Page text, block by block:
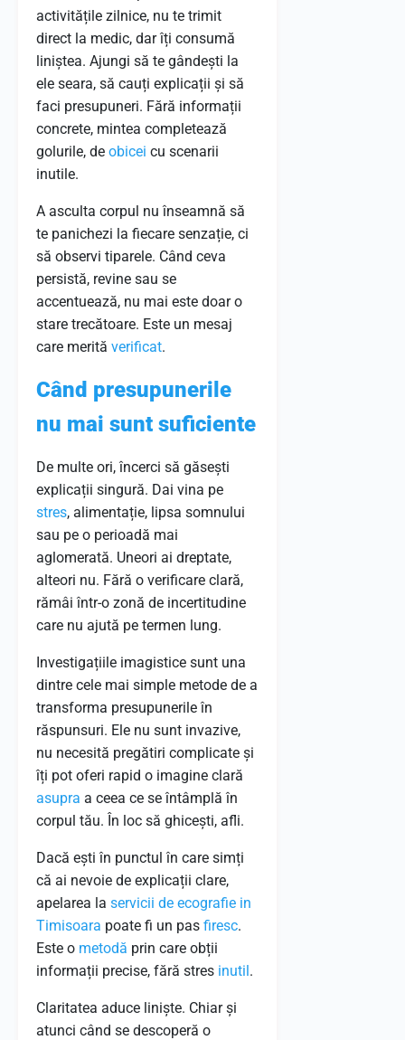
activitățile zilnice, nu te trimit
direct la medic, dar îți consumă
liniștea. Ajungi să te gândești la
ele seara, să cauți explicații și să
faci presupuneri. Fără informații
concrete, mintea completează
golurile, de obicei cu scenarii
inutile.
A asculta corpul nu înseamnă să
te panichezi la fiecare senzație, ci
să observi tiparele. Când ceva
persistă, revine sau se
accentuează, nu mai este doar o
stare trecătoare. Este un mesaj
care merită verificat.
Când presupunerile
nu mai sunt suficiente
De multe ori, încerci să găsești
explicații singură. Dai vina pe
stres, alimentație, lipsa somnului
sau pe o perioadă mai
aglomerată. Uneori ai dreptate,
alteori nu. Fără o verificare clară,
rămâi într-o zonă de incertitudine
care nu ajută pe termen lung.
Investigațiile imagistice sunt una
dintre cele mai simple metode de a
transforma presupunerile în
răspunsuri. Ele nu sunt invazive,
nu necesită pregătiri complicate și
îți pot oferi rapid o imagine clară
asupra a ceea ce se întâmplă în
corpul tău. În loc să ghicești, afli.
Dacă ești în punctul în care simți
că ai nevoie de explicații clare,
apelarea la servicii de ecografie in
Timisoara poate fi un pas firesc.
Este o metodă prin care obții
informații precise, fără stres inutil.
Claritatea aduce liniște. Chiar și
atunci când se descoperă o